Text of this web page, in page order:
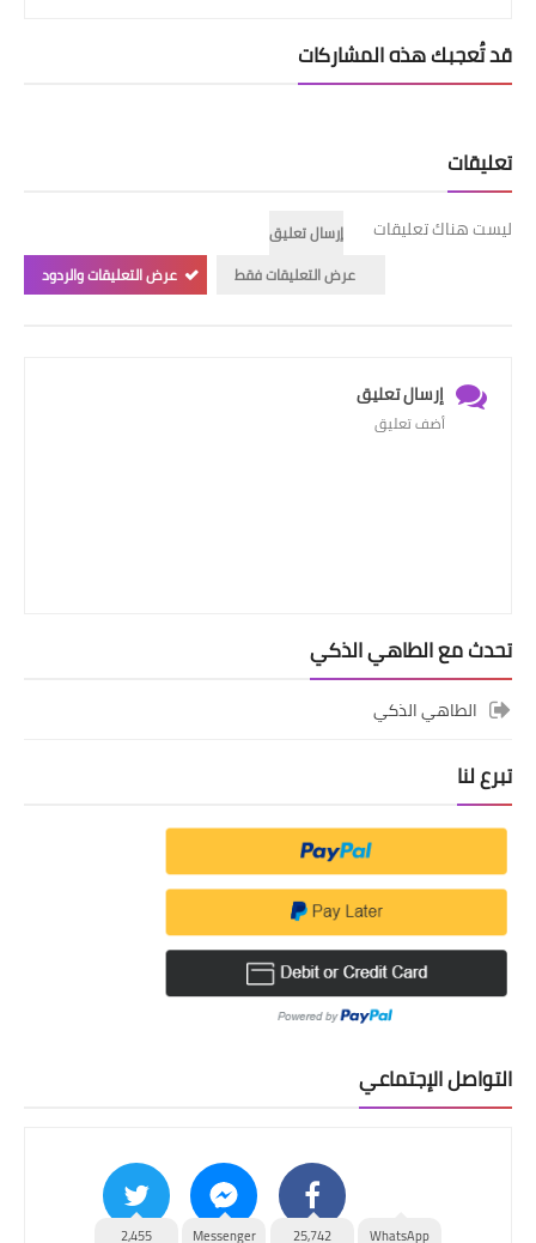
قد تُعجبك هذه المشاركات
تعليقات
ليست هناك تعليقات
إرسال تعليق
عرض التعليقات فقط
عرض التعليقات والردود
إرسال تعليق
أضف تعليق
تحدث مع الطاهي الذكي
الطاهي الذكي
تبرع لنا
التواصل الإجتماعي
WhatsApp
25,742
Messenger
2,455